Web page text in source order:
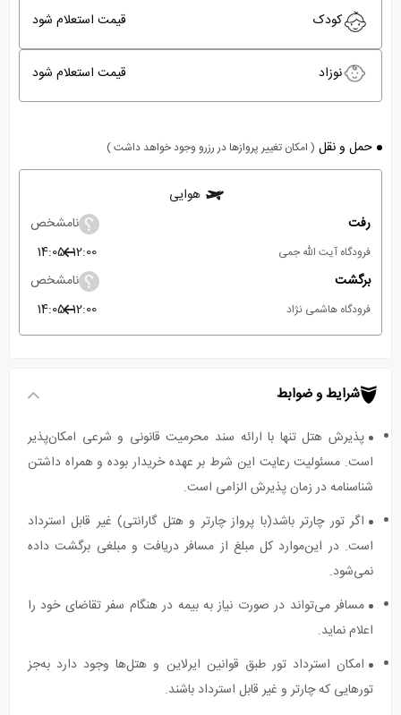
کودک قیمت استعلام شود
نوزاد قیمت استعلام شود
حمل و نقل ( امکان تغییر پروازها در رزرو وجود خواهد داشت )
هوایی
رفت
نامشخص
فرودگاه آیت الله جمی 12:00
14:05
برگشت
نامشخص
فرودگاه هاشمی نژاد 12:00
14:05
شرایط و ضوابط
پذیرش هتل تنها با ارائه سند محرمیت قانونی و شرعی امکان‌پذیر
است. مسئولیت رعایت این شرط بر عهده خریدار بوده و همراه داشتن
شناسنامه در زمان پذیرش الزامی است.
اگر تور چارتر باشد(با پرواز چارتر و هتل گارانتی) غیر قابل استرداد
است. در این‌موارد کل مبلغ از مسافر دریافت و مبلغی برگشت داده
نمی‌شود.
مسافر می‌تواند در صورت نیاز به بیمه در هنگام سفر تقاضای خود را
اعلام نماید.
امکان استرداد تور طبق قوانین ایرلاین و هتل‌ها وجود دارد به‌جز
تورهایی که چارتر و غیر قابل استرداد باشند.